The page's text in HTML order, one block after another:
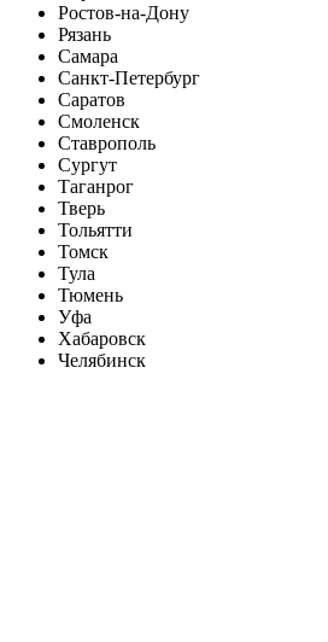
Ростов-на-Дону
Рязань
Самара
Санкт-Петербург
Саратов
Смоленск
Ставрополь
Сургут
Таганрог
Тверь
Тольятти
Томск
Тула
Тюмень
Уфа
Хабаровск
Челябинск